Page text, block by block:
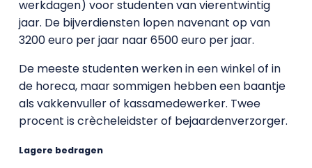
werkdagen) voor studenten van vierentwintig
jaar. De bijverdiensten lopen navenant op van
3200 euro per jaar naar 6500 euro per jaar.
De meeste studenten werken in een winkel of in
de horeca, maar sommigen hebben een baantje
als vakkenvuller of kassamedewerker. Twee
procent is crècheleidster of bejaardenverzorger.
Lagere bedragen